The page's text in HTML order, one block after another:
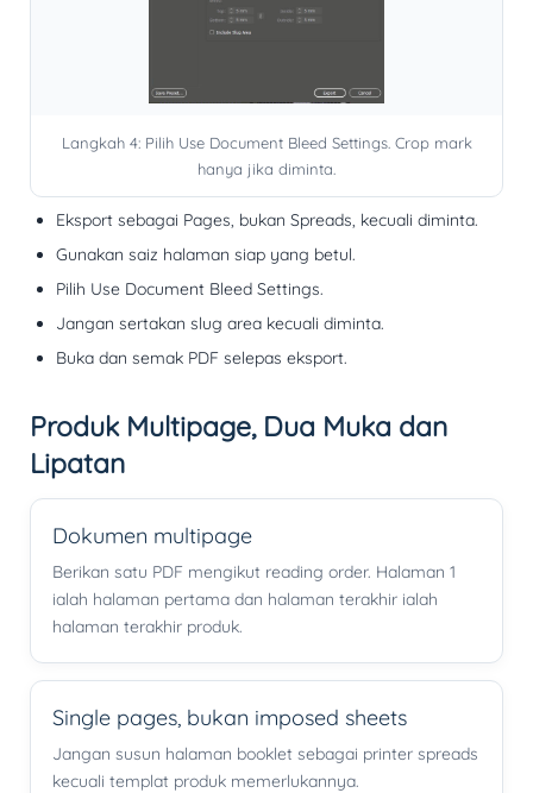
Langkah 4: Pilih Use Document Bleed Settings. Crop mark
hanya jika diminta.
Eksport sebagai Pages , bukan Spreads, kecuali diminta.
Gunakan saiz halaman siap yang betul.
Pilih Use Document Bleed Settings.
Jangan sertakan slug area kecuali diminta.
Buka dan semak PDF selepas eksport.
Produk Multipage, Dua Muka dan
Lipatan
Dokumen multipage
Berikan satu PDF mengikut reading order. Halaman 1
ialah halaman pertama dan halaman terakhir ialah
halaman terakhir produk.
Single pages, bukan imposed sheets
Jangan susun halaman booklet sebagai printer spreads
kecuali templat produk memerlukannya.